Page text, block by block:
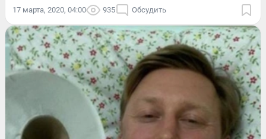
17 марта, 2020, 04:00 935 Обсудить